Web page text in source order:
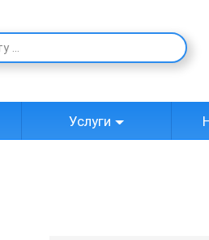
Услуги